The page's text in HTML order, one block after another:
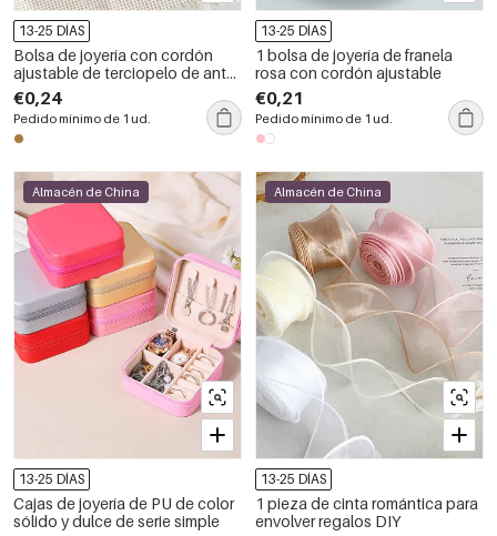
13-25 DÍAS
Bolsa de joyería con cordón
ajustable de terciopelo de ante
(1 unidad)
€0,24
Pedido mínimo de 1 ud.
13-25 DÍAS
1 bolsa de joyería de franela
rosa con cordón ajustable
€0,21
Pedido mínimo de 1 ud.
Almacén de China
13-25 DÍAS
Cajas de joyería de PU de color
sólido y dulce de serie simple
Almacén de China
13-25 DÍAS
1 pieza de cinta romántica para
envolver regalos DIY